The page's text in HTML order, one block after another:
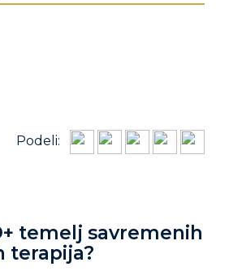
Podeli:
temelj savremenih
terapija?